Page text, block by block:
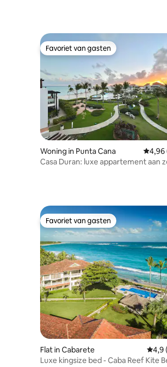
Favoriet van gasten
Favoriet van gasten
Woning in Punta Cana
4,96
Casa Duran: luxe appartement aan
Favoriet van gasten
Favoriet van gasten
Flat in Cabarete
4,9
Luxe kingsize bed - Caba Reef Kite